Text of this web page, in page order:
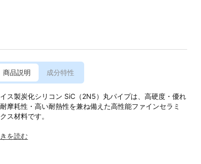
商品説明 成分特性
ス製炭化シリコン SiC（2N5）丸パイプは、高硬度・優れ
摩耗性・高い耐熱性を兼ね備えた高性能ファインセラミ
ス材料です。
スの高度な精密加工技術と厳格な品質管理のもと製造さ
を読む